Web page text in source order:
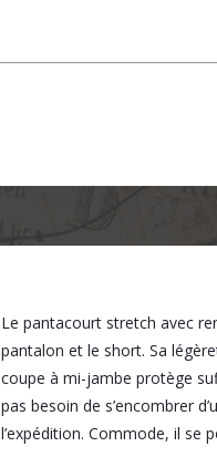
Le pantacourt stretch avec
pantalon et le short. Sa
coupe à mi-jambe protège
pas besoin de s’encombrer
l’expédition. Commode, il se